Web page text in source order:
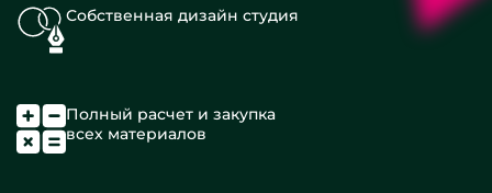
Собственная дизайн студия
Полный расчет и закупка
всех материалов